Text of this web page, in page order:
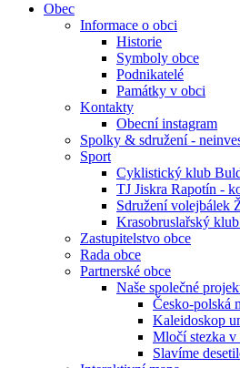
Obec
Informace o obci
Historie
Symboly obce
Podnikatelé
Památky v obci
Kontakty
Obecní instagram
Spolky & sdružení -
Sport
Cyklistický klub
TJ Jiskra Rapotín -
Sdružení volejbálek
Krasobruslařský
Zastupitelstvo obce
Rada obce
Partnerské obce
Naše společné
Česko-polská
Kaleidoskop
Mločí stezka v
Slavíme